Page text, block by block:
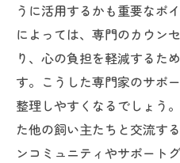
うに活用するかも重要なポ
によっては、専門のカウン
り、心の負担を軽減するた
す。こうした専門家のサポ
整理しやすくなるでしょう
た他の飼い主たちと交流す
ンコミュニティやサポート